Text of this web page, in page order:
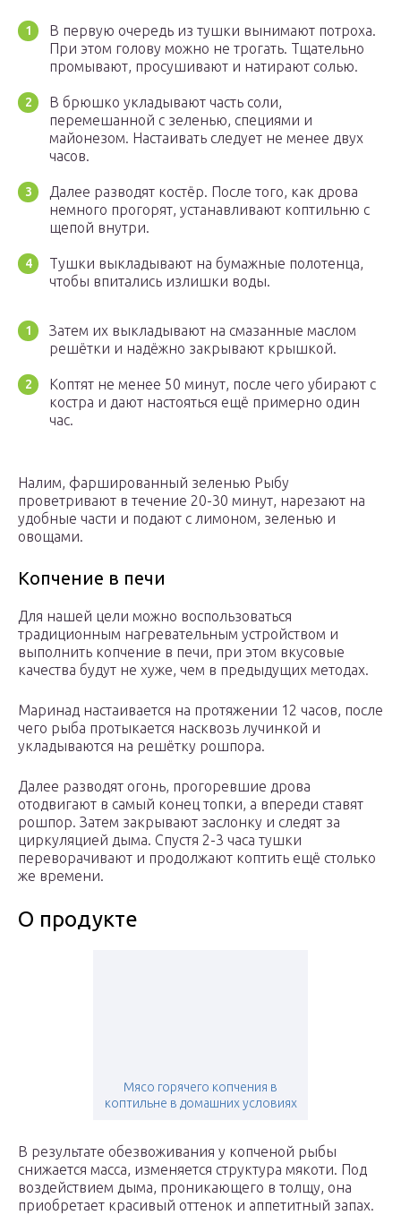
В первую очередь из тушки вынимают потроха.
При этом голову можно не трогать. Тщательно
промывают, просушивают и натирают солью.
В брюшко укладывают часть соли,
перемешанной с зеленью, специями и
майонезом. Настаивать следует не менее двух
часов.
Далее разводят костёр. После того, как дрова
немного прогорят, устанавливают коптильню с
щепой внутри.
Тушки выкладывают на бумажные полотенца,
чтобы впитались излишки воды.
Затем их выкладывают на смазанные маслом
решётки и надёжно закрывают крышкой.
Коптят не менее 50 минут, после чего убирают с
костра и дают настояться ещё примерно один
час.
Налим, фаршированный зеленью Рыбу
проветривают в течение 20-30 минут, нарезают на
удобные части и подают с лимоном, зеленью и
овощами.
Копчение в печи
Для нашей цели можно воспользоваться
традиционным нагревательным устройством и
выполнить копчение в печи, при этом вкусовые
качества будут не хуже, чем в предыдущих методах.
Маринад настаивается на протяжении 12 часов, после
чего рыба протыкается насквозь лучинкой и
укладываются на решётку рошпора.
Далее разводят огонь, прогоревшие дрова
отодвигают в самый конец топки, а впереди ставят
рошпор. Затем закрывают заслонку и следят за
циркуляцией дыма. Спустя 2-3 часа тушки
переворачивают и продолжают коптить ещё столько
же времени.
О продукте
Мясо горячего копчения в
коптильне в домашних условиях
В результате обезвоживания у копченой рыбы
снижается масса, изменяется структура мякоти. Под
воздействием дыма, проникающего в толщу, она
приобретает красивый оттенок и аппетитный запах.